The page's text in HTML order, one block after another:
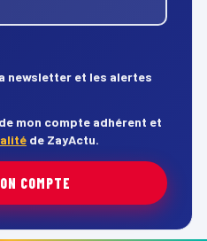
newsletter et les alertes
mon compte adhérent et
de ZayActu.
COMPTE